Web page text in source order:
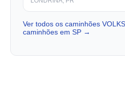
Ver todos os caminhões
caminhões em SP →